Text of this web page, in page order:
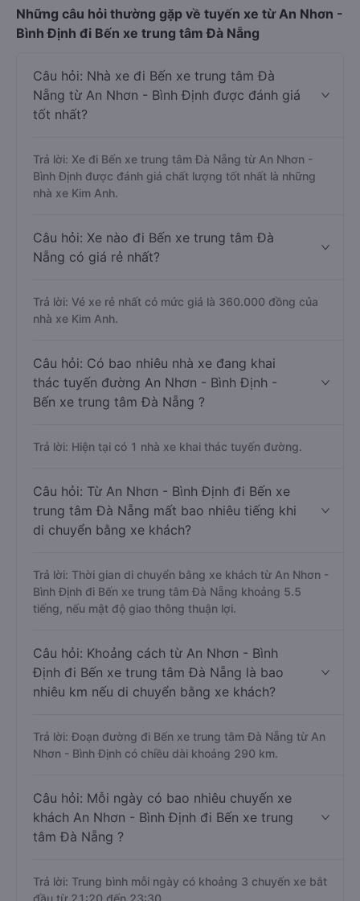
Những câu hỏi thường gặp về tuyến xe từ An Nhơn -
Bình Định đi Bến xe trung tâm Đà Nẵng
Câu hỏi: Nhà xe đi Bến xe trung tâm Đà
Nẵng từ An Nhơn - Bình Định được đánh giá
tốt nhất?
Trả lời: Xe đi Bến xe trung tâm Đà Nẵng từ An Nhơn -
Bình Định được đánh giá chất lượng tốt nhất là những
nhà xe Kim Anh.
Câu hỏi: Xe nào đi Bến xe trung tâm Đà
Nẵng có giá rẻ nhất?
Trả lời: Vé xe rẻ nhất có mức giá là 360.000 đồng của
nhà xe Kim Anh.
Câu hỏi: Có bao nhiêu nhà xe đang khai
thác tuyến đường An Nhơn - Bình Định -
Bến xe trung tâm Đà Nẵng ?
Trả lời: Hiện tại có 1 nhà xe khai thác tuyến đường.
Câu hỏi: Từ An Nhơn - Bình Định đi Bến xe
trung tâm Đà Nẵng mất bao nhiêu tiếng khi
di chuyển bằng xe khách?
Trả lời: Thời gian di chuyển bằng xe khách từ An Nhơn -
Bình Định đi Bến xe trung tâm Đà Nẵng khoảng 5.5
tiếng, nếu mật độ giao thông thuận lợi.
Câu hỏi: Khoảng cách từ An Nhơn - Bình
Định đi Bến xe trung tâm Đà Nẵng là bao
nhiêu km nếu di chuyển bằng xe khách?
Trả lời: Đoạn đường đi Bến xe trung tâm Đà Nẵng từ An
Nhơn - Bình Định có chiều dài khoảng 290 km.
Câu hỏi: Mỗi ngày có bao nhiêu chuyến xe
khách An Nhơn - Bình Định đi Bến xe trung
tâm Đà Nẵng ?
Trả lời: Trung bình mỗi ngày có khoảng 3 chuyến xe bắt
đầu từ 21:20 đến 23:30.